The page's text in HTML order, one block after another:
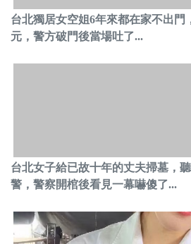
台北獨居女空姐6年來都在家不出門
元，警方破門後當場吐了...
台北女子給已故十年的丈夫掃墓，
警，警察開棺後看見一幕嚇傻了...